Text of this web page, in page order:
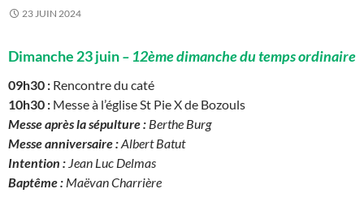
23 JUIN 2024
Dimanche 23 juin– 12ème dimanche du temps ordinaire
09h30 : Rencontre du caté
10h30 : Messe à l’église St Pie X de Bozouls
Messe après la sépulture : Berthe Burg
Messe anniversaire :Albert Batut
Intention : Jean Luc Delmas
Baptême : Maëvan Charrière